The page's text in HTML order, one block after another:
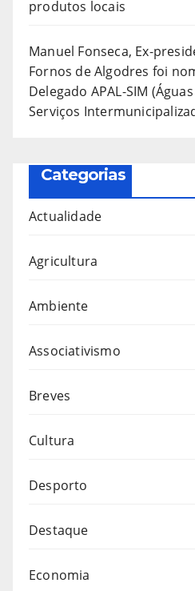
produtos locais
Manuel Fonseca, Ex-
Fornos de Algodres foi
Delegado APAL-SIM
Serviços
Categorias
Actualidade
Agricultura
Ambiente
Associativismo
Breves
Cultura
Desporto
Destaque
Economia